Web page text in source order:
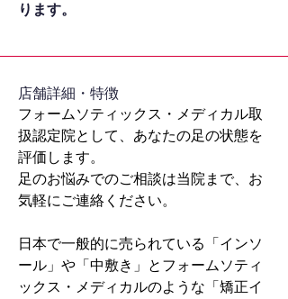
ります。
​店舗詳細・特徴
フォームソティックス・メディカル取
扱認定院として、あなたの足の状態を
評価します。
足のお悩みでのご相談は当院まで、お
気軽にご連絡ください。
日本で一般的に売られている「インソ
ール」や「中敷き」とフォームソティ
ックス・メディカルのような「矯正イ